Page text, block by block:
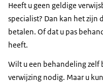
Heeft u geen geldige
specialist? Dan kan het zijn
betalen. Of dat u pas
heeft.
Wilt u een behandeling zelf
verwijzing nodig. Maar u